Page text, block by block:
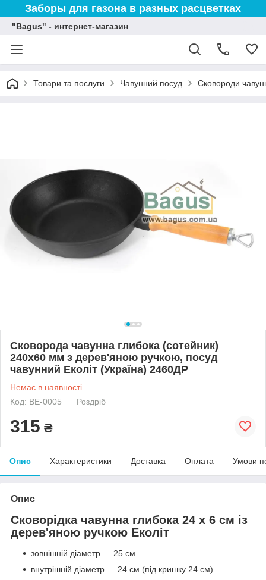
Заборы для газона в разных расцветках
"Bagus" - интернет-магазин
Товари та послуги Чавунний посуд Сковороди
Сковорода чавунна глибока (сотейник)
240х60 мм з дерев'яною ручкою, посуд
чавунний Еколіт (Україна) 2460ДР
Немає в наявності
Код: BE-0005
Роздріб
315 ₴
Опис Характеристики Доставка Оплата Умови
Опис
Сковорідка чавунна глибока 24 х 6 см із
дерев'яною ручкою Еколіт
зовнішній діаметр — 25 см
внутрішній діаметр — 24 см (під кришку 24 см)